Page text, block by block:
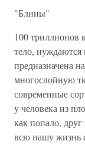
"Блины"
100 триллионов
тело, нуждаются
предназначена
многослойную
современные
у человека из
как попало,
всю нашу жизнь